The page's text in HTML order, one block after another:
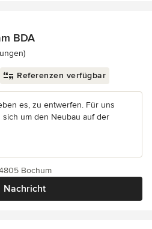
BDA
5 von 5 Sternen
Referenzen verfügbar
es, zu entwerfen. Für uns
um den Neubau auf der
Nachricht
Bochum